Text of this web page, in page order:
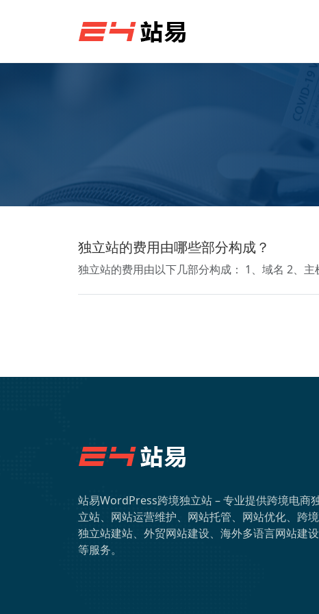
独立站的费用由哪些部分构成？
独立站的费用由以下几部分构成： 1、域名 2、
站易WordPress跨境独立站 – 专业提供跨境电商
立站、网站运营维护、网站托管、网站优化、跨境
独立站建站、外贸网站建设、海外多语言网站建设
等服务。